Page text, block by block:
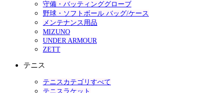
守備・バッティンググローブ
野球・ソフトボール バッグ/ケース
メンテナンス用品
MIZUNO
UNDER ARMOUR
ZETT
テニス
テニスカテゴリすべて
テニスラケット